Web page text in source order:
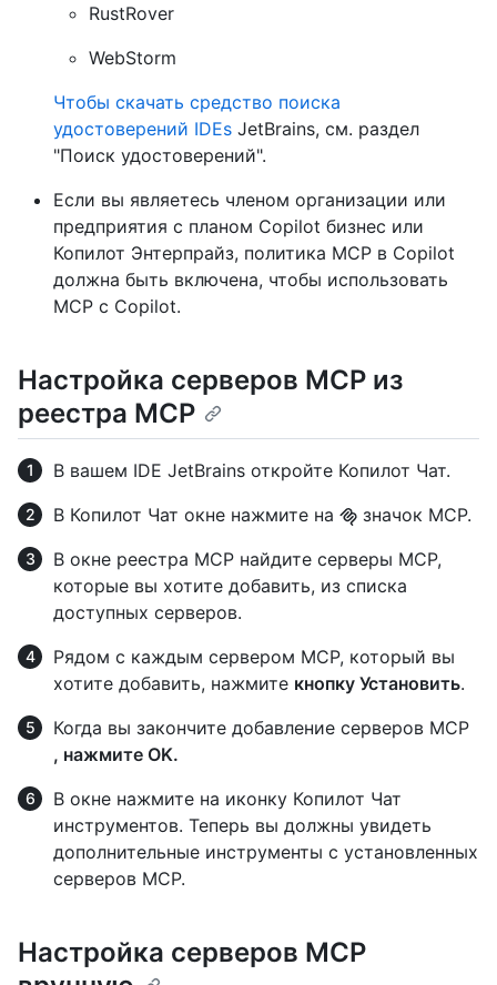
RustRover
WebStorm
Чтобы скачать средство поиска
удостоверений IDEs JetBrains, см. раздел
"Поиск удостоверений".
Если вы являетесь членом организации или
предприятия с планом Copilot бизнес или
Копилот Энтерпрайз, политика MCP в Copilot
должна быть включена, чтобы использовать
MCP с Copilot.
Настройка серверов MCP из
реестра MCP
В вашем IDE JetBrains откройте Копилот Чат.
В Копилот Чат окне нажмите на
значок MCP.
В окне реестра MCP найдите серверы MCP,
которые вы хотите добавить, из списка
доступных серверов.
Рядом с каждым сервером MCP, который вы
хотите добавить, нажмите кнопку Установить.
Когда вы закончите добавление серверов MCP
, нажмите OK.
В окне нажмите на иконку Копилот Чат
инструментов. Теперь вы должны увидеть
дополнительные инструменты с установленных
серверов MCP.
Настройка серверов MCP